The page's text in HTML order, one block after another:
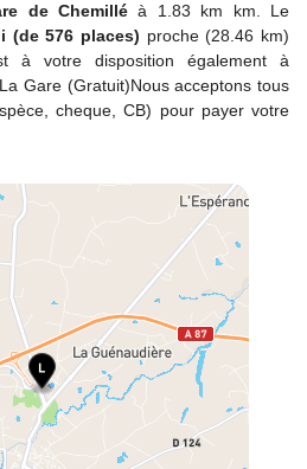
de Chemillé à 1.83 km km. Le
(de 576 places) proche (28.46 km)
à votre disposition également à
Gare (Gratuit)Nous acceptons tous
cheque, CB) pour payer votre